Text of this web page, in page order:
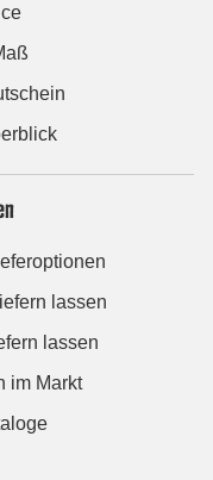
lassen
lassen
im Markt